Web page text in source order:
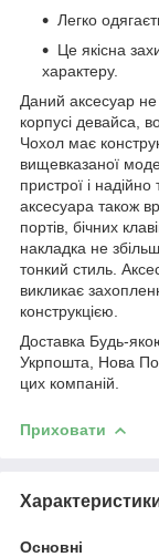
Легко
Це якісна
характеру.
Даний аксесуар
корпусі девайса,
Чохол має
вищевказаної
пристрої і
аксесуара також
портів, бічних
накладка не
тонкий стиль.
викликає
конструкцією.
Доставка Будь-
Укрпошта, Нова
цих компаній.
Приховати
Основні